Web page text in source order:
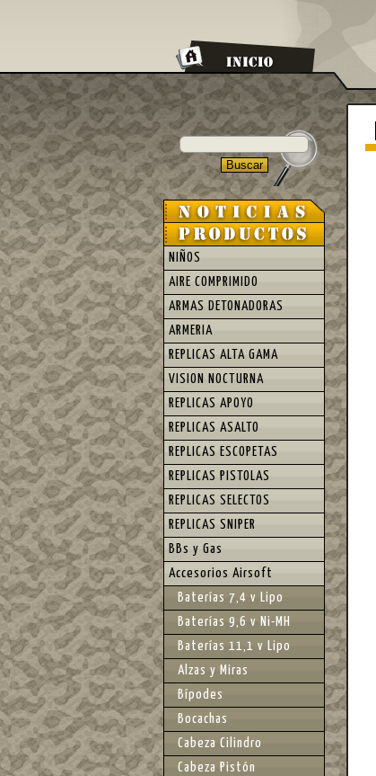
NIÑOS
AIRE COMPRIMIDO
ARMAS DETONADORAS
ARMERIA
REPLICAS ALTA GAMA
VISION NOCTURNA
REPLICAS APOYO
REPLICAS ASALTO
REPLICAS ESCOPETAS
REPLICAS PISTOLAS
REPLICAS SELECTOS
REPLICAS SNIPER
BBs y Gas
Accesorios Airsoft
Baterías 7,4 v Lipo
Baterías 9,6 v Ni-MH
Baterías 11,1 v Lipo
Alzas y Miras
Bípodes
Bocachas
Cabeza Cilindro
Cabeza Pistón